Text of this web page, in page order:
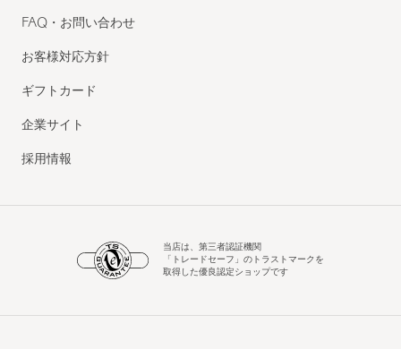
FAQ・お問い合わせ
お客様対応方針
ギフトカード
企業サイト
採用情報
当店は、第三者認証機関
「トレードセーフ」のトラストマークを
取得した優良認定ショップです